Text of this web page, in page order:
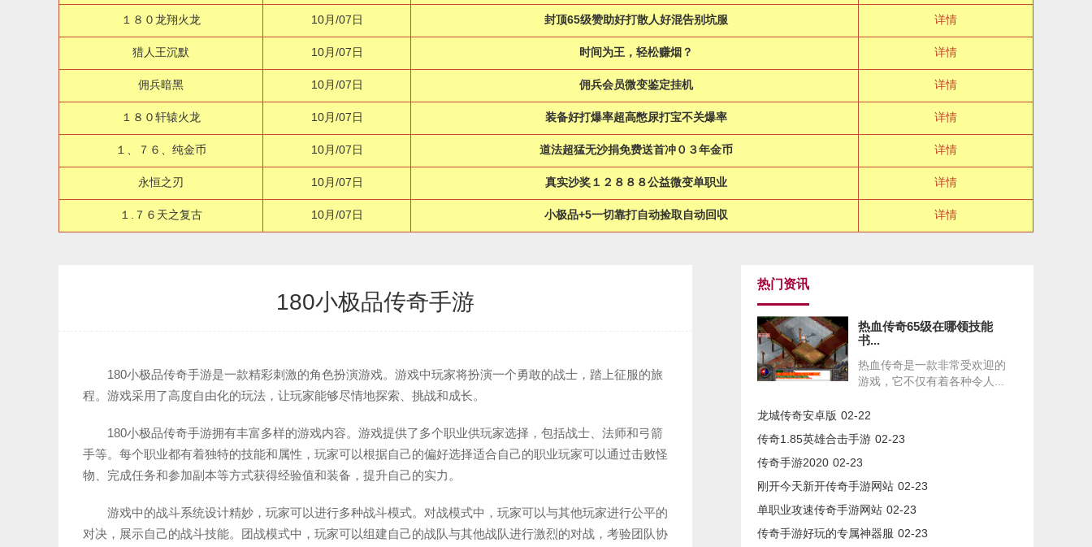
１８０龙翔火龙 10月/07日 封顶65级赞助好打散人好混告别坑服 详情
猎人王沉默 10月/07日 时间为王，轻松赚烟？ 详情
佣兵暗黑 10月/07日 佣兵会员微变鉴定挂机 详情
１８０轩辕火龙 10月/07日 装备好打爆率超高憋尿打宝不关爆率 详情
１、７６、纯金币 10月/07日 道法超猛无沙捐免费送首冲０３年金币 详情
永恒之刃 10月/07日 真实沙奖１２８８８公益微变单职业 详情
１.７６天之复古 10月/07日 小极品+5一切靠打自动捡取自动回収 详情
180小极品传奇手游
180小极品传奇手游是一款精彩刺激的角色扮演游戏。游戏中玩家将扮演一个勇敢的战士，踏上征服的旅
程。游戏采用了高度自由化的玩法，让玩家能够尽情地探索、挑战和成长。
180小极品传奇手游拥有丰富多样的游戏内容。游戏提供了多个职业供玩家选择，包括战士、法师和弓箭
手等。每个职业都有着独特的技能和属性，玩家可以根据自己的偏好选择适合自己的职业玩家可以通过击败怪
物、完成任务和参加副本等方式获得经验值和装备，提升自己的实力。
游戏中的战斗系统设计精妙，玩家可以进行多种战斗模式。对战模式中，玩家可以与其他玩家进行公平的
对决，展示自己的战斗技能。团战模式中，玩家可以组建自己的战队与其他战队进行激烈的对战，考验团队协
热门资讯
热血传奇65级在哪领技能
书...
热血传奇是一款非常受欢迎的
游戏，它不仅有着各种令人...
龙城传奇安卓版 02-22
传奇1.85英雄合击手游 02-23
传奇手游2020 02-23
刚开今天新开传奇手游网站 02-23
单职业攻速传奇手游网站 02-23
传奇手游好玩的专属神器服 02-23